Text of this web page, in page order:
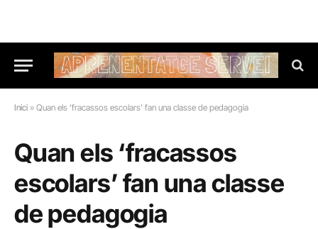
Inici » Quan els ‘fracassos escolars’ fan una classe de pedagogia
Quan els ‘fracassos
escolars’ fan una classe
de pedagogia